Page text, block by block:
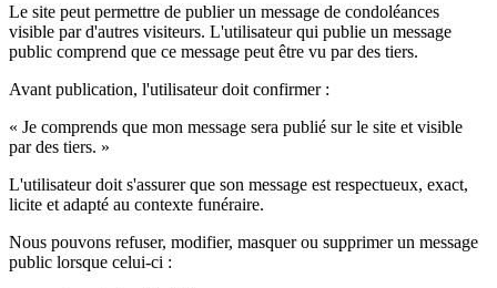
Le site peut permettre de publier un message de condoléances
visible par d'autres visiteurs. L'utilisateur qui publie un message
public comprend que ce message peut être vu par des tiers.
Avant publication, l'utilisateur doit confirmer :
« Je comprends que mon message sera publié sur le site et visible
par des tiers. »
L'utilisateur doit s'assurer que son message est respectueux, exact,
licite et adapté au contexte funéraire.
Nous pouvons refuser, modifier, masquer ou supprimer un message
public lorsque celui-ci :